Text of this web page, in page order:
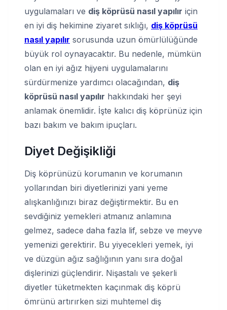
uygulamaları ve diş köprüsü nasıl yapılır için
en iyi diş hekimine ziyaret sıklığı, diş köprüsü
nasıl yapılır sorusunda uzun ömürlülüğünde
büyük rol oynayacaktır. Bu nedenle, mümkün
olan en iyi ağız hijyeni uygulamalarını
sürdürmenize yardımcı olacağından, diş
köprüsü nasıl yapılır hakkındaki her şeyi
anlamak önemlidir. İşte kalıcı diş köprünüz için
bazı bakım ve bakım ipuçları.
Diyet Değişikliği
Diş köprünüzü korumanın ve korumanın
yollarından biri diyetlerinizi yani yeme
alışkanlığınızı biraz değiştirmektir. Bu en
sevdiğiniz yemekleri atmanız anlamına
gelmez, sadece daha fazla lif, sebze ve meyve
yemenizi gerektirir. Bu yiyecekleri yemek, iyi
ve düzgün ağız sağlığının yanı sıra doğal
dişlerinizi güçlendirir. Nişastalı ve şekerli
diyetler tüketmekten kaçınmak diş köprü
ömrünü artırırken sizi muhtemel diş